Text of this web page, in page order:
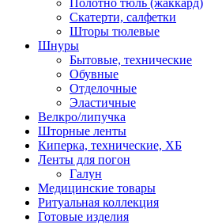
Полотно тюль (жаккард)
Скатерти, салфетки
Шторы тюлевые
Шнуры
Бытовые, технические
Обувные
Отделочные
Эластичные
Велкро/липучка
Шторные ленты
Киперка, технические, ХБ
Ленты для погон
Галун
Медицинские товары
Ритуальная коллекция
Готовые изделия